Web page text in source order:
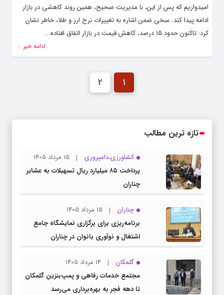
امیدواریم که پس از این، با مدیریت صحیح، همین روند کاهشی در بازار
ادامه پیدا کند. سخی ضمن اشاره به تغییرات نرخ ارز و طلا، خاطر نشان
کرد: تاکنون حدود ۱۵ درصد، کاهش قیمت در بازار اتفاق افتاده...
ادامه خبر
1
2
تازه ترین مطالب
کشاورزی،دامپروری
15 مرداد 1405
پرداخت ۸۵ میلیارد ریال تسهیلات به عشایر
چناران
چناران
15 مرداد 1405
برنامه‌ریزی برای برگزاری نمایشگاه جامع
اشتغال و نوآوری بانوان در چناران
گلمکان
14 مرداد 1405
مجتمع خدمات رفاهی و پمپ‌بنزین گلمکان
تا دهه فجر به بهره‌برداری می‌رسد